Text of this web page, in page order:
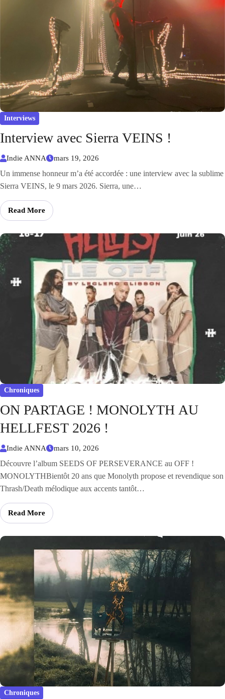
Interviews
Interview avec Sierra VEINS !
Indie ANNA mars 19, 2026
Un immense honneur m’a été accordée : une interview avec la sublime
Sierra VEINS, le 9 mars 2026. Sierra, une…
Read More
Chroniques
ON PARTAGE ! MONOLYTH AU
HELLFEST 2026 !
Indie ANNA mars 10, 2026
Découvre l’album SEEDS OF PERSEVERANCE au OFF !
MONOLYTHBientôt 20 ans que Monolyth propose et revendique son
Thrash/Death mélodique aux accents tantôt…
Read More
Chroniques